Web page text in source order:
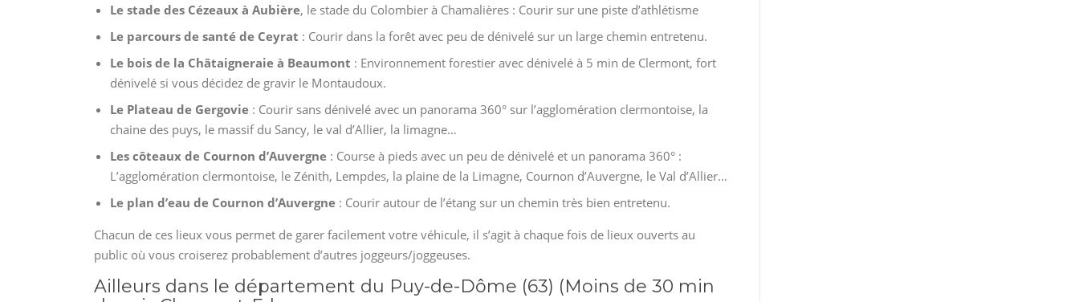
Le stade des Cézeaux à Aubière, le stade du Colombier à Chamalières : Courir sur une piste d’athlétisme
Le parcours de santé de Ceyrat : Courir dans la forêt avec peu de dénivelé sur un large chemin entretenu.
Le bois de la Châtaigneraie à Beaumont : Environnement forestier avec dénivelé à 5 min de Clermont, fort
dénivelé si vous décidez de gravir le Montaudoux.
Le Plateau de Gergovie : Courir sans dénivelé avec un panorama 360° sur l’agglomération clermontoise, la
chaine des puys, le massif du Sancy, le val d’Allier, la limagne…
Les côteaux de Cournon d’Auvergne : Course à pieds avec un peu de dénivelé et un panorama 360° :
L’agglomération clermontoise, le Zénith, Lempdes, la plaine de la Limagne, Cournon d’Auvergne, le Val d’Allier…
Le plan d’eau de Cournon d’Auvergne : Courir autour de l’étang sur un chemin très bien entretenu.
Chacun de ces lieux vous permet de garer facilement votre véhicule, il s’agit à chaque fois de lieux ouverts au
public où vous croiserez probablement d’autres joggeurs/joggeuses.
Ailleurs dans le département du Puy-de-Dôme (63) (Moins de 30 min